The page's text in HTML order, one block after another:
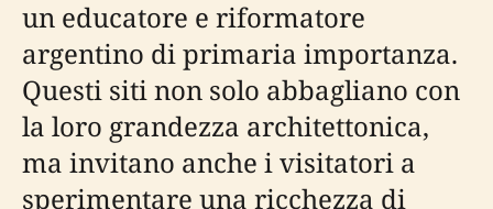
un educatore e riformatore
argentino di primaria importanza.
Questi siti non solo abbagliano con
la loro grandezza architettonica,
ma invitano anche i visitatori a
sperimentare una ricchezza di